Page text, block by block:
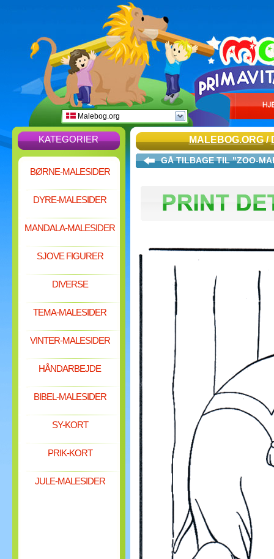
Malebog.org
KATEGORIER
BØRNE-MALESIDER
DYRE-MALESIDER
MANDALA-MALESIDER
SJOVE FIGURER
DIVERSE
TEMA-MALESIDER
VINTER-MALESIDER
HÅNDARBEJDE
BIBEL-MALESIDER
SY-KORT
PRIK-KORT
JULE-MALESIDER
MALEBOG.ORG/
GÅ TILBAGE TIL "ZOO-